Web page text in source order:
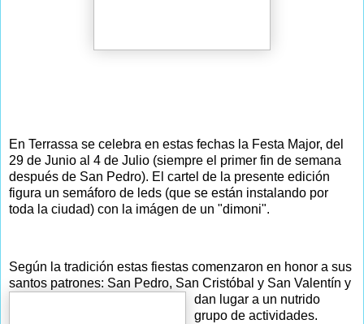
En Terrassa se celebra en estas fechas la Festa Major, del
29 de Junio al 4 de Julio (siempre el primer fin de semana
después de San Pedro). El cartel de la presente edición
figura un semáforo de leds (que se están instalando por
toda la ciudad) con la imágen de un "dimoni".
Según la tradición estas fiestas comenzaron en honor a sus
santos patrones: San Pedro, San Cristóbal y San Valentín y
dan lugar a un nutrido
grupo de actividades.